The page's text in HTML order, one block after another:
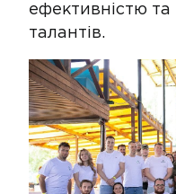
ефективністю
талантів.